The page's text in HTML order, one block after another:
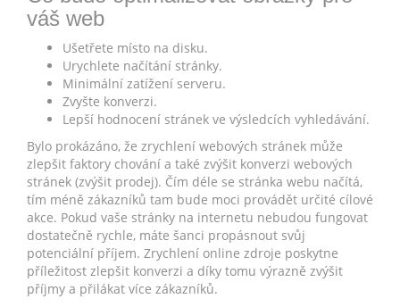
váš web
Ušetřete místo na disku.
Urychlete načítání stránky.
Minimální zatížení serveru.
Zvyšte konverzi.
Lepší hodnocení stránek ve výsledcích vyhledávání.
Bylo prokázáno, že zrychlení webových stránek může
zlepšit faktory chování a také zvýšit konverzi webových
stránek (zvýšit prodej). Čím déle se stránka webu načítá,
tím méně zákazníků tam bude moci provádět určité cílové
akce. Pokud vaše stránky na internetu nebudou fungovat
dostatečně rychle, máte šanci propásnout svůj
potenciální příjem. Zrychlení online zdroje poskytne
příležitost zlepšit konverzi a díky tomu výrazně zvýšit
příjmy a přilákat více zákazníků.